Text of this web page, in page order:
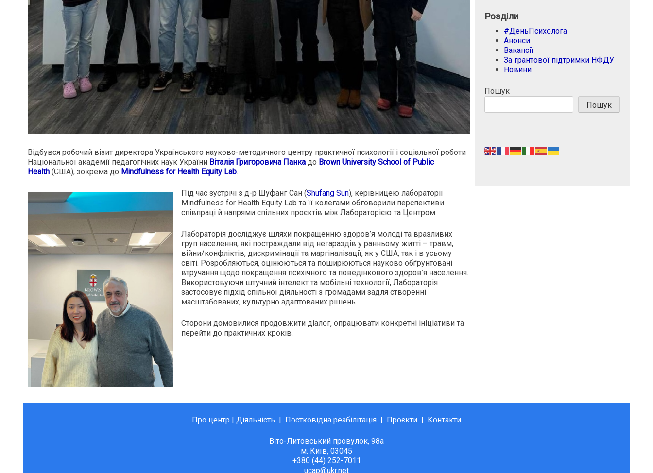
Відбувся робочий візит директора Українського науково-методичного центру практичної психології і соціальної роботи
Національної академії педагогічних наук України Віталія Григоровича Панка до Brown University School of Public
Health (США), зокрема до Mindfulness for Health Equity Lab.
Під час зустрічі з д-р Шуфанг Сан (Shufang Sun), керівницею лабораторії
Mindfulness for Health Equity Lab та її колегами обговорили перспективи
співпраці й напрями спільних проєктів між Лабораторією та Центром.
Лабораторія досліджує шляхи покращенню здоров’я молоді та вразливих
груп населення, які постраждали від негараздів у ранньому житті – травм,
війни/конфліктів, дискримінації та маргіналізації, як у США, так і в усьому
світі. Розробляються, оцінюються та поширюються науково обґрунтовані
втручання щодо покращення психічного та поведінкового здоров’я населення.
Використовуючи штучний інтелект та мобільні технології, Лабораторія
застосовує підхід спільної діяльності з громадами задля створенні
масштабованих, культурно адаптованих рішень.
Сторони домовилися продовжити діалог, опрацювати конкретні ініціативи та
перейти до практичних кроків.
Розділи
#ДеньПсихолога
Анонси
Вакансії
За грантової підтримки НФДУ
Новини
Пошук
Пошук
Про центр Діяльність Постковідна реабілітація Проєкти Контакти
Віто-Литовський провулок, 98а
м. Київ, 03045
+380 (44) 252-7011
ucap@ukr.net